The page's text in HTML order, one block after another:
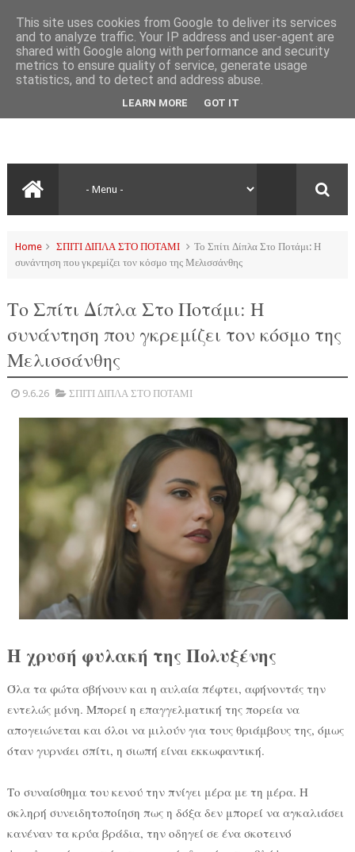
Home ΣΠΙΤΙ ΔΙΠΛΑ ΣΤΟ ΠΟΤΑΜΙ
Το Σπίτι Δίπλα Στο Ποτάμι: Η
συνάντηση που γκρεμίζει τον κόσμο της Μελισσάνθης
Το Σπίτι Δίπλα Στο Ποτάμι: Η
συνάντηση που γκρεμίζει τον κόσμο της
Μελισσάνθης
9.6.26 ΣΠΙΤΙ ΔΙΠΛΑ ΣΤΟ ΠΟΤΑΜΙ
Η χρυσή φυλακή της Πολυξένης
Όλα τα φώτα σβήνουν και η αυλαία πέφτει, αφήνοντάς την
εντελώς μόνη. Μπορεί η επαγγελματική της πορεία να
απογειώνεται και όλοι να μιλούν για τους θριάμβους της, όμως
όταν γυρνάει σπίτι, η σιωπή είναι εκκωφαντική.
Το συναίσθημα του κενού την πνίγει μέρα με τη μέρα. Η
σκληρή συνειδητοποίηση πως η δόξα δεν μπορεί να αγκαλιάσει
κανέναν τα κρύα βράδια, την οδηγεί σε ένα σκοτεινό
This site uses cookies from Google to deliver its services
and to analyze traffic. Your IP address and user-agent are
shared with Google along with performance and security
metrics to ensure quality of service, generate usage
statistics, and to detect and address abuse.
LEARN MORE GOT IT